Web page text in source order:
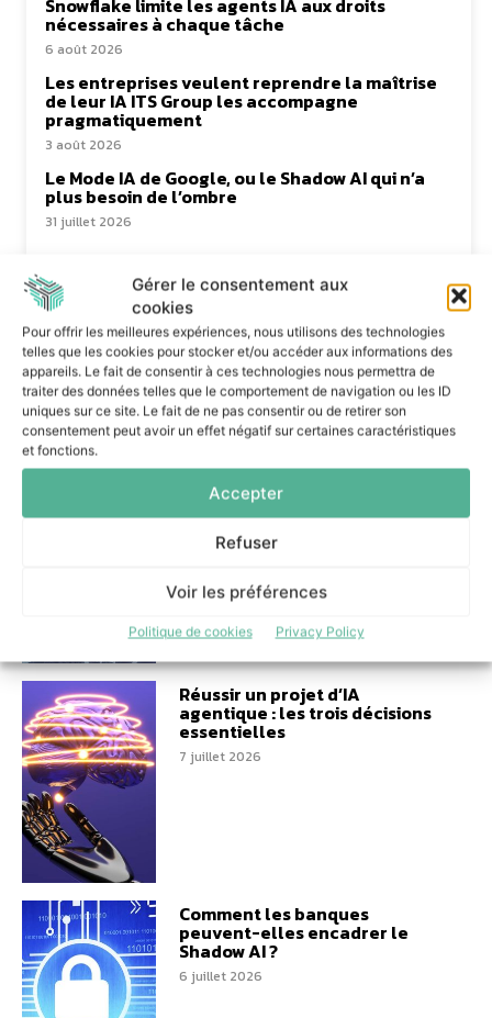
Gérer le consentement aux
cookies
Pour offrir les meilleures expériences, nous utilisons des technologies
telles que les cookies pour stocker et/ou accéder aux informations des
appareils. Le fait de consentir à ces technologies nous permettra de
traiter des données telles que le comportement de navigation ou les ID
uniques sur ce site. Le fait de ne pas consentir ou de retirer son
consentement peut avoir un effet négatif sur certaines caractéristiques
et fonctions.
Accepter
Refuser
Voir les préférences
Politique de cookies Privacy Policy
Snowflake limite les agents IA aux droits
nécessaires à chaque tâche
6 août 2026
Les entreprises veulent reprendre la maîtrise
de leur IA ITS Group les accompagne
pragmatiquement
3 août 2026
Le Mode IA de Google, ou le Shadow AI qui n’a
plus besoin de l’ombre
31 juillet 2026
Dans la même catégorie
Le Mode IA de Google, ou le
Shadow AI qui n’a plus besoin
de l’ombre
31 juillet 2026
Réussir un projet d’IA
agentique : les trois décisions
essentielles
7 juillet 2026
Comment les banques
peuvent-elles encadrer le
Shadow AI ?
6 juillet 2026